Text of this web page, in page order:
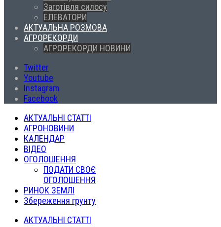
Заготівля силосу
ЕЛЕВАТОРИ
АКТУАЛЬНА РОЗМОВА
АГРОРЕКОРДИ
АГРОРЕКОРДИ НОВИНИ
Twitter
Youtube
Instagram
Facebook
АКТУАЛЬНІ СТАТТІ
АГРОНОВИНИ
КАЛЕНДАР
ВІДЕО
ОГОЛОШЕННЯ
ПОДАТИ СВОЄ
ОГОЛОШЕННЯ
РИНОК ЗЕМЛІ
Збереження грунту
АКТУАЛЬНІ СТАТТІ